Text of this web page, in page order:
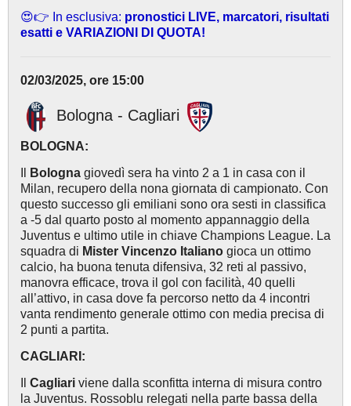
😍👉 In esclusiva: pronostici LIVE, marcatori, risultati
esatti e VARIAZIONI DI QUOTA!
02/03/2025, ore 15:00
Bologna - Cagliari
BOLOGNA:
Bologna giovedì sera ha vinto 2 a 1 in casa con il
Milan, recupero della nona giornata di campionato. Con
questo successo gli emiliani sono ora sesti in classifica
a -5 dal quarto posto al momento appannaggio della
Juventus e ultimo utile in chiave Champions League. La
squadra di Mister Vincenzo Italiano gioca un ottimo
calcio, ha buona tenuta difensiva, 32 reti al passivo,
manovra efficace, trova il gol con facilità, 40 quelli
all’attivo, in casa dove fa percorso netto da 4 incontri
vanta rendimento generale ottimo con media precisa di
2 punti a partita.
CAGLIARI:
Cagliari viene dalla sconfitta interna di misura contro
la Juventus. Rossoblu relegati nella parte bassa della